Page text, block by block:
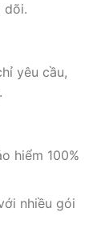
dõi.
yêu cầu,
hiểm 100%
nhiều gói